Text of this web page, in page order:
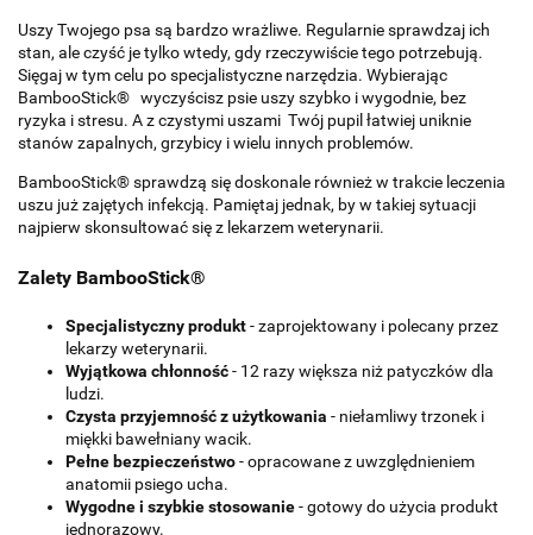
Uszy Twojego psa są bardzo wrażliwe. Regularnie sprawdzaj ich
stan, ale czyść je tylko wtedy, gdy rzeczywiście tego potrzebują.
Sięgaj w tym celu po specjalistyczne narzędzia. Wybierając
BambooStick® wyczyścisz psie uszy szybko i wygodnie, bez
ryzyka i stresu. A z czystymi uszami Twój pupil łatwiej uniknie
stanów zapalnych, grzybicy i wielu innych problemów.
BambooStick® sprawdzą się doskonale również w trakcie leczenia
uszu już zajętych infekcją. Pamiętaj jednak, by w takiej sytuacji
najpierw skonsultować się z lekarzem weterynarii.
Zalety BambooStick®
Specjalistyczny produkt- zaprojektowany i polecany przez
lekarzy weterynarii.
Wyjątkowa chłonność- 12 razy większa niż patyczków dla
ludzi.
Czysta przyjemność z użytkowania - niełamliwy trzonek i
miękki bawełniany wacik.
Pełne bezpieczeństwo- opracowane z uwzględnieniem
anatomii psiego ucha.
Wygodne i szybkie stosowanie- gotowy do użycia produkt
jednorazowy.